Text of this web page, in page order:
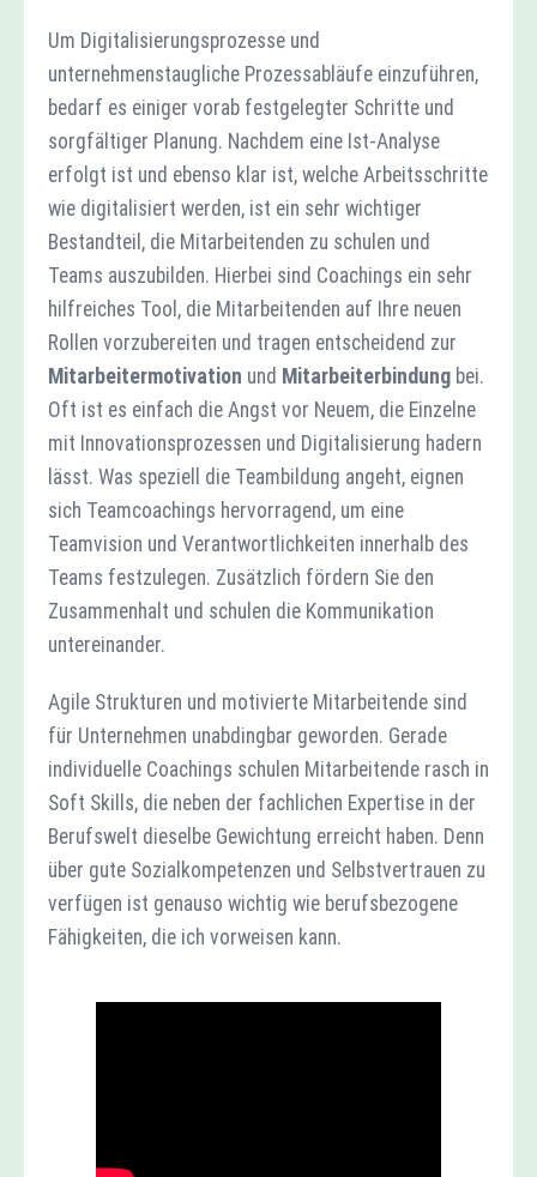
Um Digitalisierungsprozesse und
unternehmenstaugliche Prozessabläufe einzuführen,
bedarf es einiger vorab festgelegter Schritte und
sorgfältiger Planung. Nachdem eine Ist-Analyse
erfolgt ist und ebenso klar ist, welche Arbeitsschritte
wie digitalisiert werden, ist ein sehr wichtiger
Bestandteil, die Mitarbeitenden zu schulen und
Teams auszubilden. Hierbei sind Coachings ein sehr
hilfreiches Tool, die Mitarbeitenden auf Ihre neuen
Rollen vorzubereiten und tragen entscheidend zur
Mitarbeitermotivation und Mitarbeiterbindung bei.
Oft ist es einfach die Angst vor Neuem, die Einzelne
mit Innovationsprozessen und Digitalisierung hadern
lässt. Was speziell die Teambildung angeht, eignen
sich Teamcoachings hervorragend, um eine
Teamvision und Verantwortlichkeiten innerhalb des
Teams festzulegen. Zusätzlich fördern Sie den
Zusammenhalt und schulen die Kommunikation
untereinander.
Agile Strukturen und motivierte Mitarbeitende sind
für Unternehmen unabdingbar geworden. Gerade
individuelle Coachings schulen Mitarbeitende rasch in
Soft Skills, die neben der fachlichen Expertise in der
Berufswelt dieselbe Gewichtung erreicht haben. Denn
über gute Sozialkompetenzen und Selbstvertrauen zu
verfügen ist genauso wichtig wie berufsbezogene
Fähigkeiten, die ich vorweisen kann.